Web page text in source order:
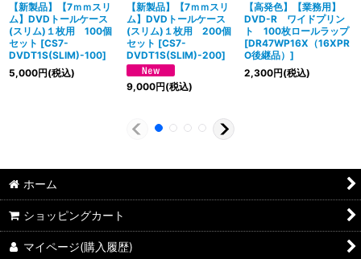
【新製品】【7ｍｍスリ
ム】DVDトールケース
(スリム)１枚用 100個
セット [CS7-
DVDT1S(SLIM)-100]
5,000円(税込)
【新製品】【7ｍｍスリ
ム】DVDトールケース
(スリム)１枚用 200個
セット [CS7-
DVDT1S(SLIM)-200]
9,000円(税込)
【高発色】【業務用】
DVD-R ワイドプリン
ト 100枚ロールラップ
[DR47WP16X（16XPR
O後継品） ]
2,300円(税込)
ホーム
ショッピングカート
マイページ(購入履歴)